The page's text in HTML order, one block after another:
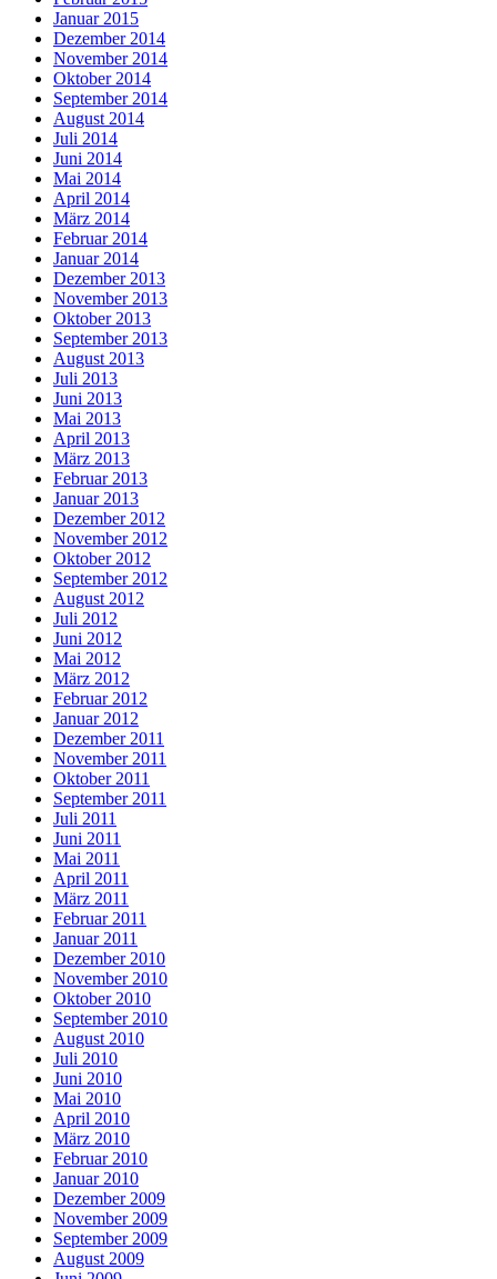
Januar 2015
Dezember 2014
November 2014
Oktober 2014
September 2014
August 2014
Juli 2014
Juni 2014
Mai 2014
April 2014
März 2014
Februar 2014
Januar 2014
Dezember 2013
November 2013
Oktober 2013
September 2013
August 2013
Juli 2013
Juni 2013
Mai 2013
April 2013
März 2013
Februar 2013
Januar 2013
Dezember 2012
November 2012
Oktober 2012
September 2012
August 2012
Juli 2012
Juni 2012
Mai 2012
März 2012
Februar 2012
Januar 2012
Dezember 2011
November 2011
Oktober 2011
September 2011
Juli 2011
Juni 2011
Mai 2011
April 2011
März 2011
Februar 2011
Januar 2011
Dezember 2010
November 2010
Oktober 2010
September 2010
August 2010
Juli 2010
Juni 2010
Mai 2010
April 2010
März 2010
Februar 2010
Januar 2010
Dezember 2009
November 2009
September 2009
August 2009